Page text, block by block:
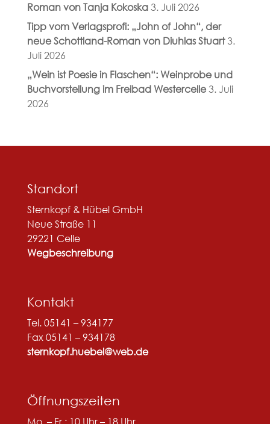
Roman von Tanja Kokoska 3. Juli 2026
Tipp vom Verlagsprofi: „John of John“, der
neue Schottland-Roman von Diuhlas Stuart 3.
Juli 2026
„Wein ist Poesie in Flaschen“: Weinprobe und
Buchvorstellung im Freibad Westercelle 3. Juli
2026
Standort
Sternkopf & Hübel GmbH
Neue Straße 11
29221 Celle
Wegbeschreibung
Kontakt
Tel. 05141 – 934177
Fax 05141 – 934178
sternkopf.huebel@web.de
Öffnungszeiten